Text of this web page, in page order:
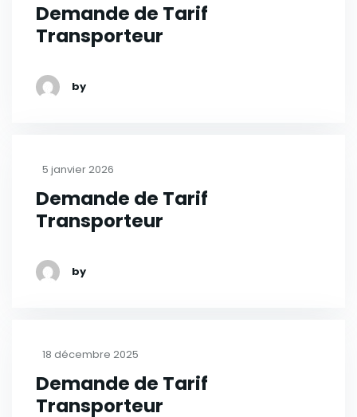
Demande de Tarif
Transporteur
by
5 janvier 2026
Demande de Tarif
Transporteur
by
18 décembre 2025
Demande de Tarif
Transporteur